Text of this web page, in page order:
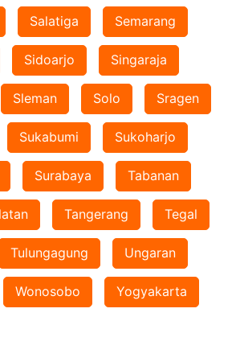
Salatiga Semarang
Sidoarjo Singaraja
Sleman Solo Sragen
Sukabumi Sukoharjo
Surabaya Tabanan
Tangerang Tegal
Tulungagung Ungaran
Wonosobo Yogyakarta